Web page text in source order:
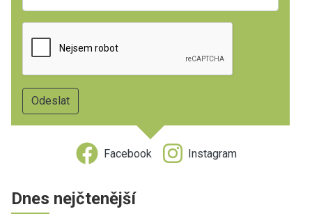
Facebook Instagram
Dnes nejčtenější